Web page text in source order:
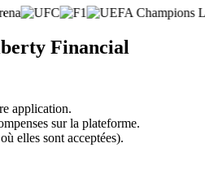
Financial
application.
sur la plateforme.
elles sont acceptées).